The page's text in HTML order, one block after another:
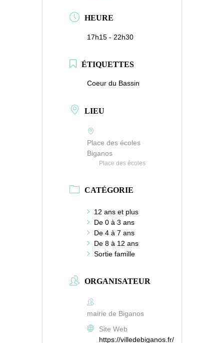
HEURE
17h15 - 22h30
ÉTIQUETTES
Coeur du Bassin
LIEU
Place des écoles
Biganos
Place des écoles
CATÉGORIE
12 ans et plus
De 0 à 3 ans
De 4 à 7 ans
De 8 à 12 ans
Sortie famille
ORGANISATEUR
mairie de Biganos
Site Web
https://villedebiganos.fr/